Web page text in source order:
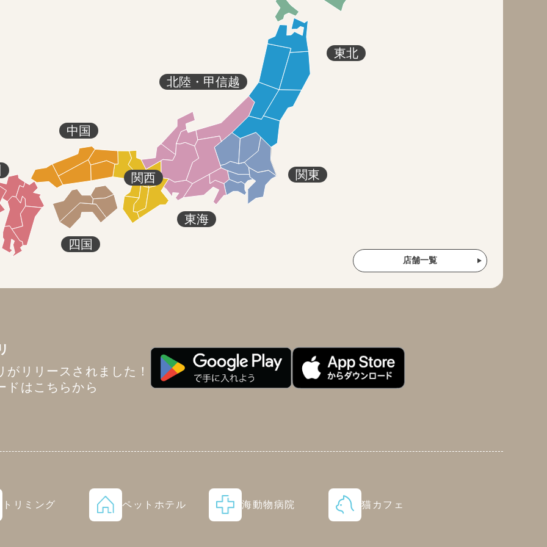
東北
関東
北陸・甲信越
東海
関西
四国
中国
店舗一覧
がリリースされました！
ドはこちらから
トリミング ペットホテル 海動物病院 猫カフェ